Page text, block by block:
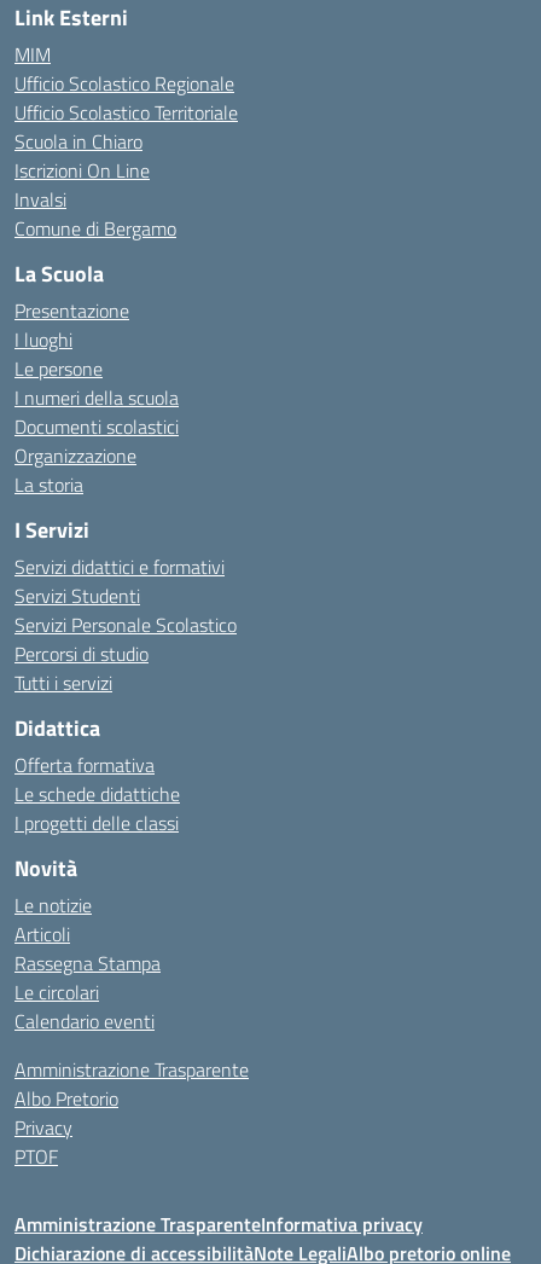
Link Esterni
MIM
Ufficio Scolastico Regionale
Ufficio Scolastico Territoriale
Scuola in Chiaro
Iscrizioni On Line
Invalsi
Comune di Bergamo
La Scuola
Presentazione
I luoghi
Le persone
I numeri della scuola
Documenti scolastici
Organizzazione
La storia
I Servizi
Servizi didattici e formativi
Servizi Studenti
Servizi Personale Scolastico
Percorsi di studio
Tutti i servizi
Didattica
Offerta formativa
Le schede didattiche
I progetti delle classi
Novità
Le notizie
Articoli
Rassegna Stampa
Le circolari
Calendario eventi
Amministrazione Trasparente
Albo Pretorio
Privacy
PTOF
Amministrazione TrasparenteInformativa privacy
Dichiarazione di accessibilitàNote LegaliAlbo pretorio online